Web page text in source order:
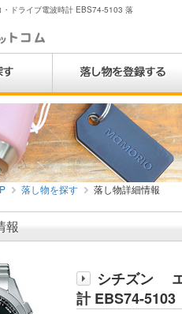
・ドライブ電波時計 EBS74-5103 落
落し物を探す 落し物詳細情報
報
シチズン
計 EBS74-5103